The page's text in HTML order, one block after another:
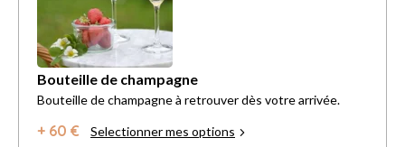
Bouteille de champagne
Bouteille de champagne à retrouver dès votre arrivée.
+ 60 € Selectionner mes options